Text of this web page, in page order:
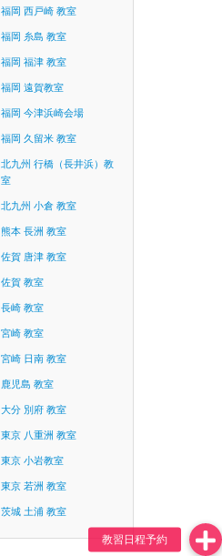
福岡 西戸崎 教室
福岡 糸島 教室
福岡 福津 教室
福岡 遠賀教室
福岡 今津浜崎会場
福岡 久留米 教室
北九州 行橋（長井浜）教
室
北九州 小倉 教室
熊本 長洲 教室
佐賀 唐津 教室
佐賀 教室
長崎 教室
宮崎 教室
宮崎 日南 教室
鹿児島 教室
大分 別府 教室
東京 八重洲 教室
東京 小岩教室
東京 若洲 教室
茨城 土浦 教室